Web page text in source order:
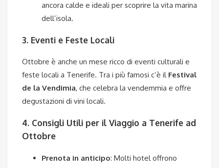
ancora calde e ideali per scoprire la vita marina
dell’isola.
3. Eventi e Feste Locali
Ottobre è anche un mese ricco di eventi culturali e
feste locali a Tenerife. Tra i più famosi c’è il Festival
de la Vendimia, che celebra la vendemmia e offre
degustazioni di vini locali.
4. Consigli Utili per il Viaggio a Tenerife ad
Ottobre
Prenota in anticipo: Molti hotel offrono